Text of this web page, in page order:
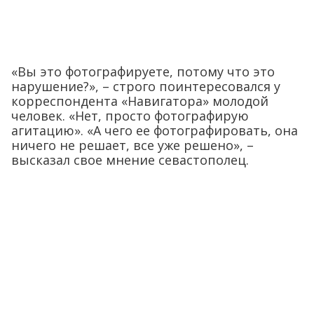
«Вы это фотографируете, потому что это
нарушение?», – строго поинтересовался у
корреспондента «Навигатора» молодой
человек. «Нет, просто фотографирую
агитацию». «А чего ее фотографировать, она
ничего не решает, все уже решено», –
высказал свое мнение севастополец.